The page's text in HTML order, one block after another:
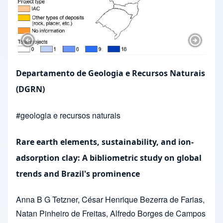
Departamento de Geologia e Recursos Naturais
(DGRN)
#geologia e recursos naturais
Rare earth elements, sustainability, and ion-
adsorption clay: A bibliometric study on global
trends and Brazil's prominence
Anna B G Tetzner, César Henrique Bezerra de Farias,
Natan Pinheiro de Freitas, Alfredo Borges de Campos
Previous Slide Next